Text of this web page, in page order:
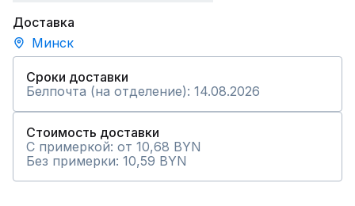
Доставка
Минск
Сроки доставки
Белпочта (на отделение): 14.08.2026
Стоимость доставки
С примеркой: от 10,68 BYN
Без примерки: 10,59 BYN